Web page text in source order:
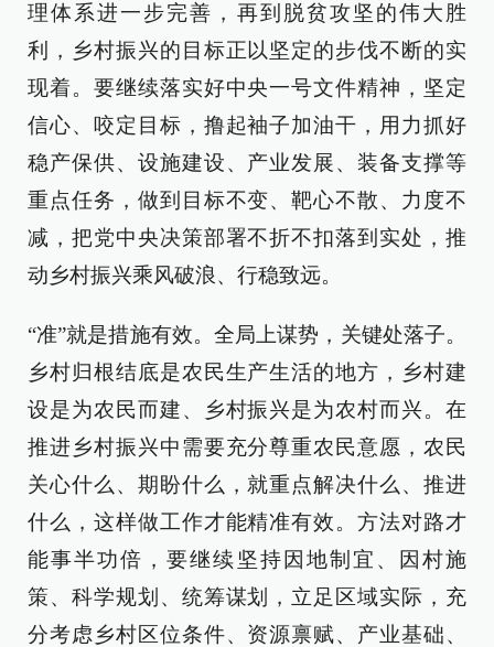
理体系进一步完善，再到脱贫攻坚的伟大胜
利，乡村振兴的目标正以坚定的步伐不断的实
现着。要继续落实好中央一号文件精神，坚定
信心、咬定目标，撸起袖子加油干，用力抓好
稳产保供、设施建设、产业发展、装备支撑等
重点任务，做到目标不变、靶心不散、力度不
减，把党中央决策部署不折不扣落到实处，推
动乡村振兴乘风破浪、行稳致远。
“准”就是措施有效。全局上谋势，关键处落子。
乡村归根结底是农民生产生活的地方，乡村建
设是为农民而建、乡村振兴是为农村而兴。在
推进乡村振兴中需要充分尊重农民意愿，农民
关心什么、期盼什么，就重点解决什么、推进
什么，这样做工作才能精准有效。方法对路才
能事半功倍，要继续坚持因地制宜、因村施
策、科学规划、统筹谋划，立足区域实际，充
分考虑乡村区位条件、资源禀赋、产业基础、